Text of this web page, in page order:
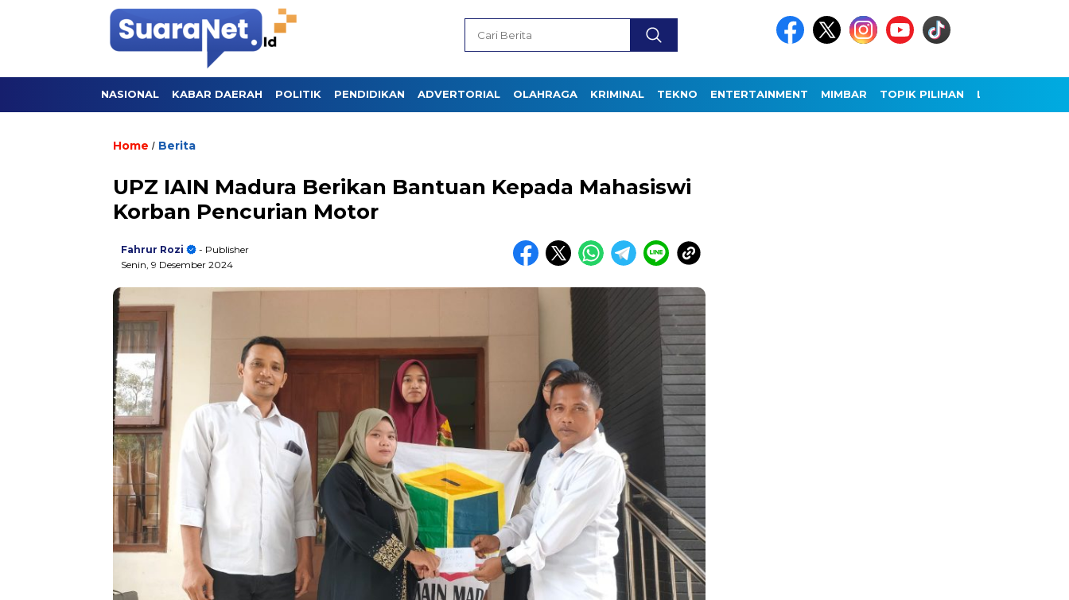
NASIONAL KABAR DAERAH POLITIK PENDIDIKAN ADVERTORIAL OLAHRAGA KRIMINAL TEKNO ENTERTAINMENT MIMBAR TOPIK PILIHAN LAINNYA
Home / Berita
UPZ IAIN Madura Berikan Bantuan Kepada Mahasiswi
Korban Pencurian Motor
Fahrur Rozi
- Publisher
Senin, 9 Desember 2024